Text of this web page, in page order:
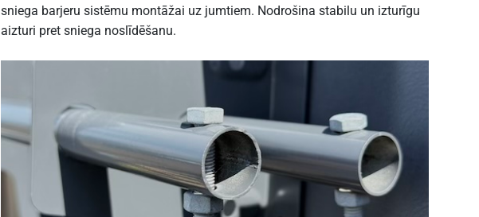
sniega barjeru sistēmu montāžai uz jumtiem. Nodrošina stabilu un izturīgu
aizturi pret sniega noslīdēšanu.